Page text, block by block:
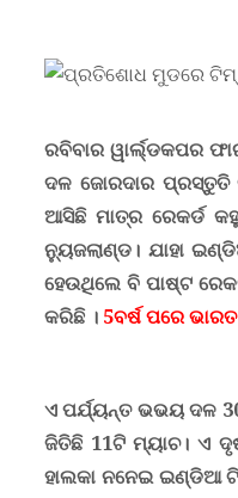
ରବିବାର ୱାର୍ଲ୍ଡକପର
ଦଳ ଜୋରଦାର
ଆସିଛି ମାତ୍ର ରେକର୍ଡ
ନ୍ୟୁଜଲାଣ୍ଡ । ଯାହା
ହେଉଥିଲେ ବି ପାଷ୍ଟ
କରିଛି । 5ବର୍ଷ ପରେ
ଏ ପର୍ଯ୍ୟନ୍ତ ଭଭୟ ଦଳ
ଜିତିଛି 11ଟି ମ୍ୟାଚ। ଏ
ହାଲକା ନନେଇ ଇଣ୍ଡିଆ